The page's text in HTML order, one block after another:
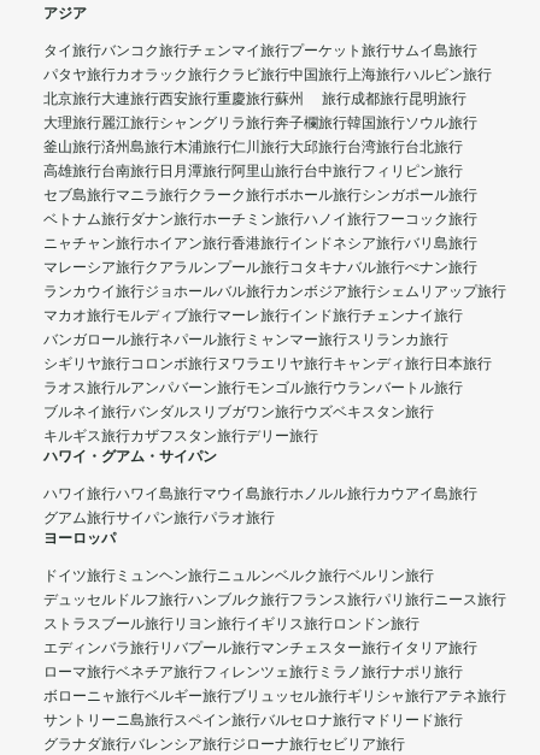
アジア
タイ旅行バンコク旅行チェンマイ旅行プーケット旅行サムイ島旅行
パタヤ旅行カオラック旅行クラビ旅行中国旅行上海旅行ハルビン旅行
北京旅行大連旅行西安旅行重慶旅行蘇州 旅行成都旅行昆明旅行
大理旅行麗江旅行シャングリラ旅行奔子欄旅行韓国旅行ソウル旅行
釜山旅行済州島旅行木浦旅行仁川旅行大邱旅行台湾旅行台北旅行
高雄旅行台南旅行日月潭旅行阿里山旅行台中旅行フィリピン旅行
セブ島旅行マニラ旅行クラーク旅行ボホール旅行シンガポール旅行
ベトナム旅行ダナン旅行ホーチミン旅行ハノイ旅行フーコック旅行
ニャチャン旅行ホイアン旅行香港旅行インドネシア旅行バリ島旅行
マレーシア旅行クアラルンプール旅行コタキナバル旅行ぺナン旅行
ランカウイ旅行ジョホールバル旅行カンボジア旅行シェムリアップ旅行
マカオ旅行モルディブ旅行マーレ旅行インド旅行チェンナイ旅行
バンガロール旅行ネパール旅行 ミャンマー旅行スリランカ旅行
シギリヤ旅行コロンボ旅行ヌワラエリヤ旅行キャンディ旅行日本旅行
ラオス旅行ルアンパバーン旅行モンゴル旅行ウランバートル旅行
ブルネイ旅行バンダルスリブガワン旅行ウズベキスタン旅行
キルギス旅行カザフスタン旅行デリー旅行
ハワイ・グアム・サイパン
ハワイ旅行ハワイ島旅行マウイ島旅行ホノルル旅行カウアイ島旅行
グアム旅行サイパン旅行パラオ旅行
ヨーロッパ
ドイツ旅行 ミュンヘン旅行ニュルンベルク旅行ベルリン旅行
デュッセルドルフ旅行ハンブルク旅行フランス旅行パリ旅行ニース旅行
ストラスブール旅行リヨン旅行イギリス旅行ロンドン旅行
エディンバラ旅行リバプール旅行マンチェスター旅行イタリア旅行
ローマ旅行ベネチア旅行フィレンツェ旅行 ミラノ旅行ナポリ旅行
ボローニャ旅行ベルギー旅行ブリュッセル旅行ギリシャ旅行アテネ旅行
サントリーニ島旅行スペイン旅行バルセロナ旅行マドリード旅行
グラナダ旅行バレンシア旅行ジローナ旅行セビリア旅行